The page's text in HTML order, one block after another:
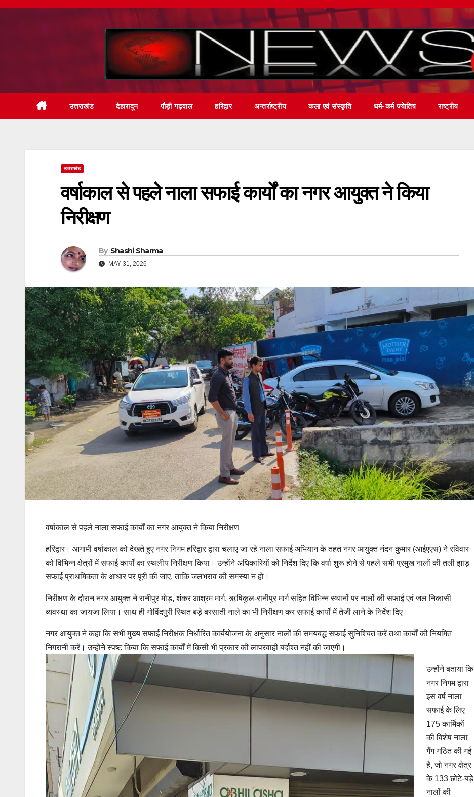
Skip
उत्तराखंड देहारादून पौड़ी गढ़वाल हरिद्वार अन्तर्राष्ट्रीय कला एवं संस्कृति धर्म-कर्म ज्येातिष राष्ट्रीय
उत्तराखंड
वर्षाकाल से पहले नाला सफाई कार्यों का नगर आयुक्त ने किया
निरीक्षण
By Shashi Sharma
MAY 31, 2026
वर्षाकाल से पहले नाला सफाई कार्यों का नगर आयुक्त ने किया निरीक्षण
हरिद्वार। आगामी वर्षाकाल को देखते हुए नगर निगम हरिद्वार द्वारा चलाए जा रहे नाला सफाई अभियान के तहत नगर आयुक्त नंदन कुमार (आईएएस) ने रविवार
को विभिन्न क्षेत्रों में सफाई कार्यों का स्थलीय निरीक्षण किया। उन्होंने अधिकारियों को निर्देश दिए कि वर्षा शुरू होने से पहले सभी प्रमुख नालों की तली झाड़
सफाई प्राथमिकता के आधार पर पूरी की जाए, ताकि जलभराव की समस्या न हो।
निरीक्षण के दौरान नगर आयुक्त ने रानीपुर मोड़, शंकर आश्रम मार्ग, ऋषिकुल-रानीपुर मार्ग सहित विभिन्न स्थानों पर नालों की सफाई एवं जल निकासी
व्यवस्था का जायजा लिया। साथ ही गोविंदपुरी स्थित बड़े बरसाती नाले का भी निरीक्षण कर सफाई कार्यों में तेजी लाने के निर्देश दिए।
नगर आयुक्त ने कहा कि सभी मुख्य सफाई निरीक्षक निर्धारित कार्ययोजना के अनुसार नालों की समयबद्ध सफाई सुनिश्चित करें तथा कार्यों की नियमित
निगरानी करें। उन्होंने स्पष्ट किया कि सफाई कार्यों में किसी भी प्रकार की लापरवाही बर्दाश्त नहीं की जाएगी।
उन्होंने बताया कि
नगर निगम द्वारा
इस वर्ष नाला
सफाई के लिए
175 कार्मिकों
की विशेष नाला
गैंग गठित की गई
है, जो नगर क्षेत्र
के 133 छोटे-बड़े
नालों की